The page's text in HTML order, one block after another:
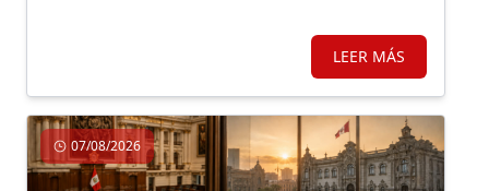
LEER MÁS
07/08/2026